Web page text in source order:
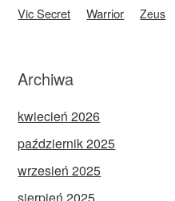
Vic Secret Warrior Zeus
Archiwa
kwiecień 2026
październik 2025
wrzesień 2025
sierpień 2025